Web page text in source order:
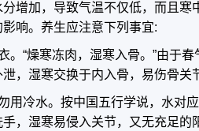
增加，导致气温不仅低，而且寒
响。养生应注意下列事宜:
。“燥寒冻肉，湿寒入骨。”由于
，湿寒交换于内入骨，易伤骨关
用冷水。按中国五行学说，水对
，湿寒易侵入关节，又无充足的